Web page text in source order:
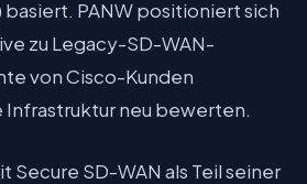
basiert. PANW positioniert sich
zu Legacy-SD-WAN-
von Cisco-Kunden
neu bewerten.
Secure SD-WAN als Teil seiner